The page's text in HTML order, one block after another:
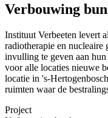
Verbouwing
Instituut Verbeeten levert
radiotherapie en nucleaire
invulling te geven aan hun
voor alle locaties nieuwe
locatie in 's-
ruimten waar de
Project